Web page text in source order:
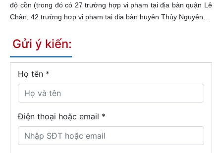
độ cồn (trong đó có 27 trường hợp vi phạm tại địa bàn quận Lê
Chân, 42 trường hợp vi phạm tại địa bàn huyện Thủy Nguyên…
Gửi ý kiến:
Họ tên *
Điện thoại hoặc email *